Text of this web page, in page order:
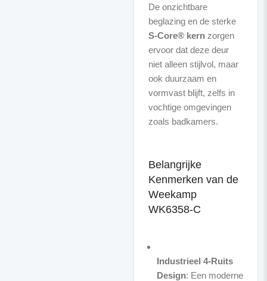
De onzichtbare
beglazing en de sterke
S-Core® kernzorgen
ervoor dat deze deur
niet alleen stijlvol, maar
ook duurzaam en
vormvast blijft, zelfs in
vochtige omgevingen
zoals badkamers.
Belangrijke
Kenmerken van de
Weekamp
WK6358-C
Industrieel 4-Ruits
Design: Een moderne